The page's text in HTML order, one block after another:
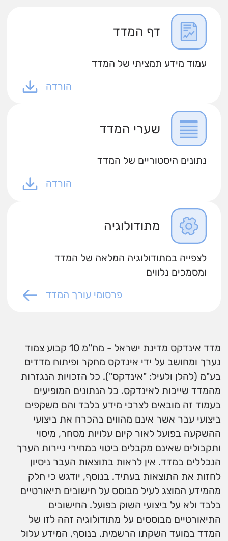
דף המדד
עמוד מידע תמציתי של המדד
הורדה
שערי המדד
נתונים היסטוריים של המדד
הורדה
מתודולוגיה
לצפייה במתודולוגיה המלאה של המדד
ומסמכים נלווים
פרסומי עורך המדד
מדד אינדקס מדינת ישראל - מח''מ 10 קבוע צמוד
נערך ומחושב על ידי אינדקס מחקר ופיתוח מדדים
בע"מ (להלן ולעיל: "אינדקס"). כל הזכויות הנגזרות
מהמדד שייכות לאינדקס. כל הנתונים המופיעים
בעמוד זה מובאים לצרכי מידע בלבד והם משקפים
ביצועי עבר אשר אינם מהווים בהכרח את ביצועי
ההשקעה בפועל לאור קיום עלויות מסחר, מיסוי
ותקבולים שאינם מקבלים ביטוי במחירי ניירות הערך
הנכללים במדד. אין לראות בתוצאות העבר ניסיון
לחזות את התוצאות בעתיד. בנוסף, יודגש כי חלק
מהמידע המוצג לעיל מבוסס על חישובים תיאורטיים
בלבד ולא על ביצועי השוק בפועל. החישובים
התיאורטיים מבוססים על מתודולוגיה זהה לזו של
המדד במועד השקתו הרשמית. בנוסף, המידע עלול